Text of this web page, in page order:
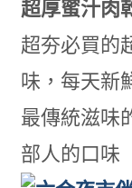
超厚蜜汁肉
超夯必買的
味，每天新
最傳統滋味
部人的口味